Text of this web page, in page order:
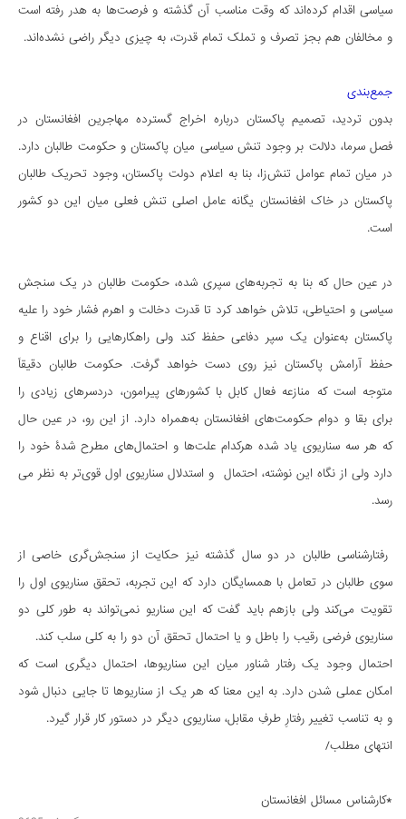
سیاسی اقدام کرده‌اند که وقت مناسب آن گذشته و فرصت‌ها به هدر رفته است
و مخالفان هم بجز تصرف و تملک تمام قدرت، به چیزی دیگر راضی نشده‌اند.
جمع‌بندی
بدون تردید، تصمیم پاکستان درباره اخراج گسترده‌ مهاجرین افغانستان در
فصل سرما، دلالت بر وجود تنش سیاسی میان پاکستان و حکومت طالبان دارد.
در میان تمام عوامل تنش‌زا، بنا به اعلام دولت پاکستان، وجود تحریک طالبان
پاکستان در خاک افغانستان یگانه عامل اصلی تنش فعلی میان این دو کشور
است.
در عین حال که بنا به تجربه‌های سپری شده، حکومت طالبان در یک سنجش
سیاسی و احتیاطی، تلاش خواهد کرد تا قدرت دخالت و اهرم فشار خود را علیه
پاکستان به‌عنوان یک سپر دفاعی حفظ کند ولی راهکارهایی را برای اقناع و
حفظ آرامش پاکستان نیز روی دست خواهد گرفت. حکومت طالبان دقیقاً
متوجه است که منازعه فعال کابل با کشورهای پیرامون، دردسرهای زیادی را
برای بقا و دوام حکومت‌های افغانستان به‎‌همراه دارد. از این رو، در عین حال
که هر سه سناریوی یاد شده هرکدام علت‌ها و احتمال‌های مطرح شدۀ خود را
دارد ولی از نگاه این نوشته، احتمال و استدلال سناریوی اول قوی‌تر به نظر می
رسد.
رفتارشناسی طالبان در دو سال گذشته نیز حکایت از سنجش‌گری خاصی از
سوی طالبان در تعامل با همسایگان دارد که این تجربه، تحقق سناریوی اول را
تقویت می‌کند ولی بازهم باید گفت که این سناریو نمی‌تواند به طور کلی دو
سناریوی فرضی رقیب را باطل و یا احتمال تحقق آن دو را به کلی سلب کند.
احتمال وجود یک رفتار شناور میان این سناریو‌ها، احتمال دیگری است که
امکان عملی شدن دارد. به این معنا که هر یک از سناریوها تا جایی دنبال شود
و به تناسب تغییر رفتارِ طرفِ مقابل، سناریوی دیگر در دستور کار قرار گیرد.
انتهای مطلب/
*کارشناس مسائل افغانستان